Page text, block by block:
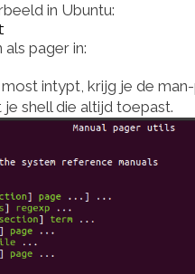
in Ubuntu:
pager in:
intypt, krijg je de
shell die altijd toepast.